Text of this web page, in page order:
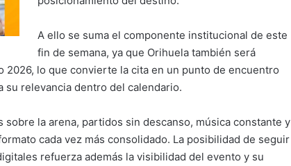
A ello se suma el componente institucional de este
fin de semana, ya que Orihuela también será
2026, lo que convierte la cita en un punto de encuentro
su relevancia dentro del calendario.
la arena, partidos sin descanso, música constante y
cada vez más consolidado. La posibilidad de seguir
refuerza además la visibilidad del evento y su